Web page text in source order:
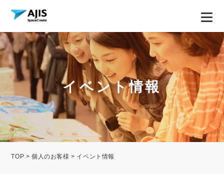
イベント情報
TOP >個人のお客様 > イベント情報